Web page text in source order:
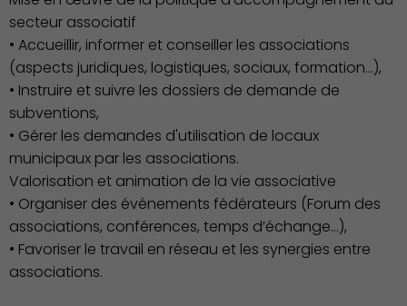
Action Sociale Solidarité
secteur associatif
• Accueillir, informer et conseiller les associations
(aspects juridiques, logistiques, sociaux, formation…),
• Instruire et suivre les dossiers de demande de
subventions,
• Gérer les demandes d'utilisation de locaux
municipaux par les associations.
Valorisation et animation de la vie associative
• Organiser des événements fédérateurs (Forum des
associations, conférences, temps d’échange…),
• Favoriser le travail en réseau et les synergies entre
associations.